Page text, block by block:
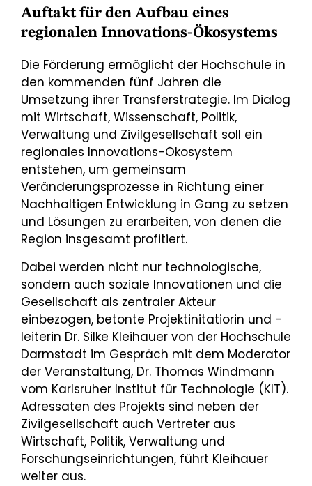
Auftakt für den Aufbau eines
regionalen Innovations-Ökosystems
Die Förderung ermöglicht der Hochschule in
den kommenden fünf Jahren die
Umsetzung ihrer Transferstrategie. Im Dialog
mit Wirtschaft, Wissenschaft, Politik,
Verwaltung und Zivilgesellschaft soll ein
regionales Innovations-Ökosystem
entstehen, um gemeinsam
Veränderungsprozesse in Richtung einer
Nachhaltigen Entwicklung in Gang zu setzen
und Lösungen zu erarbeiten, von denen die
Region insgesamt profitiert.
Dabei werden nicht nur technologische,
sondern auch soziale Innovationen und die
Gesellschaft als zentraler Akteur
einbezogen, betonte Projektinitatiorin und -
leiterin Dr. Silke Kleihauer von der Hochschule
Darmstadt im Gespräch mit dem Moderator
der Veranstaltung, Dr. Thomas Windmann
vom Karlsruher Institut für Technologie (KIT).
Adressaten des Projekts sind neben der
Zivilgesellschaft auch Vertreter aus
Wirtschaft, Politik, Verwaltung und
Forschungseinrichtungen, führt Kleihauer
weiter aus.